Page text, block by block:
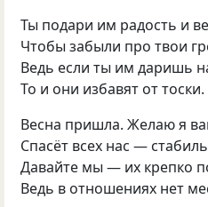
Ты подари им радость и
Чтобы забыли про твои
Ведь если ты им даришь
То и они избавят от тоски.
Весна пришла. Желаю я
Спасёт всех нас —
Давайте мы — их крепко
Ведь в отношениях нет